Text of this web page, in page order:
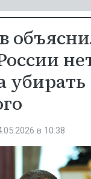
убирать
в 10:38